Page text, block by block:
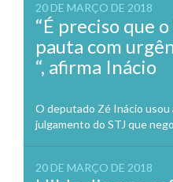
20 DE MARÇO DE 2018
“É preciso que
pauta com
“, afirma Inácio
O deputado Zé Inácio usou
julgamento do STJ que
20 DE MARÇO DE 2018